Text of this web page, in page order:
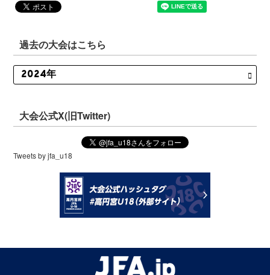
過去の大会はこちら
大会公式X(旧Twitter)
Tweets by jfa_u18